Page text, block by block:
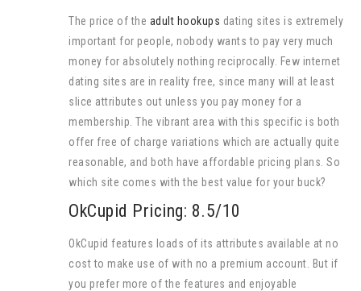
The price of the adult hookups dating sites is extremely
important for people, nobody wants to pay very much
money for absolutely nothing reciprocally. Few internet
dating sites are in reality free, since many will at least
slice attributes out unless you pay money for a
membership. The vibrant area with this specific is both
offer free of charge variations which are actually quite
reasonable, and both have affordable pricing plans. So
which site comes with the best value for your buck?
OkCupid Pricing: 8.5/10
OkCupid features loads of its attributes available at no
cost to make use of with no a premium account. But if
you prefer more of the features and enjoyable